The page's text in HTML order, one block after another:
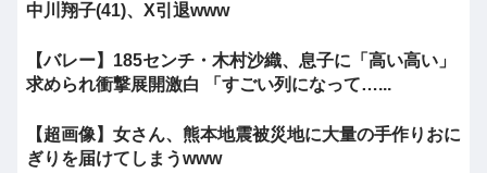
中川翔子(41)、X引退www
【バレー】185センチ・木村沙織、息子に「高い高い」
求められ衝撃展開激白 「すごい列になって…...
【超画像】女さん、熊本地震被災地に大量の手作りおに
ぎりを届けてしまうwww